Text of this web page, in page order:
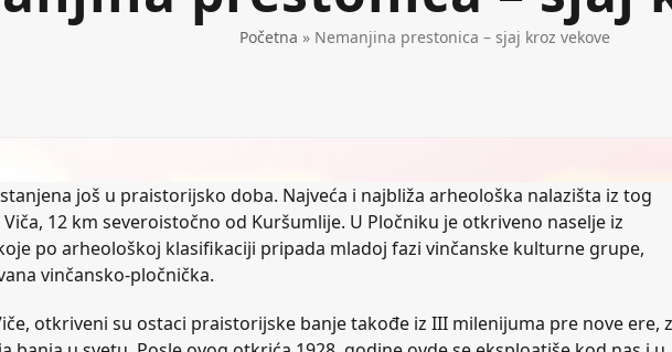
Početna » Nemanjina prestonica – sjaj kroz vekove
još u praistorijsko doba. Najveća i najbliža arheološka nalazišta iz tog
12 km severoistočno od Kuršumlije. U Pločniku je otkriveno naselje iz
po arheološkoj klasifikaciji pripada mladoj fazi vinčanske kulturne grupe,
vinčansko-pločnička.
otkriveni su ostaci praistorijske banje takođe iz III milenijuma pre nove ere,